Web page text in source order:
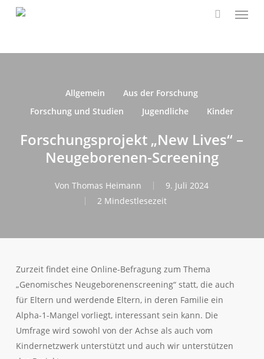
Zum
Allgemein
Aus der Forschung
Forschung und Studien
Jugendliche Kinder
Forschungsprojekt „New Lives“ –
Neugeborenen-Screening
Von Thomas Heimann
9. Juli 2024
2 Mindestlesezeit
Zurzeit findet eine Online-Befragung zum Thema
„Genomisches Neugeborenenscreening“ statt, die auch
für Eltern und werdende Eltern, in deren Familie ein
Alpha-1-Mangel vorliegt, interessant sein kann. Die
Umfrage wird sowohl von der Achse als auch vom
Kindernetzwerk unterstützt und auch wir unterstützen